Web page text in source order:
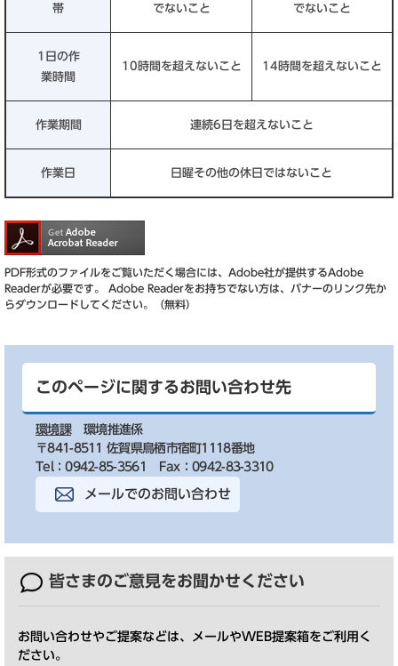
帯 でないこと でないこと
1日の作
業時間
10時間を超えないこと 14時間を超えないこと
作業期間 連続6日を超えないこと
作業日 日曜その他の休日ではないこと
PDF形式のファイルをご覧いただく場合には、Adobe社が提供するAdobe
Readerが必要です。
Adobe Readerをお持ちでない方は、バナーのリンク先か
らダウンロードしてください。（無料）
このページに関するお問い合わせ先
環境課
環境推進係
〒841-8511 佐賀県鳥栖市宿町1118番地
Tel：0942-85-3561
Fax：0942-83-3310
メールでのお問い合わせ
皆さまのご意見をお聞かせください
お問い合わせやご提案などは、メールやWEB提案箱をご利用く
ださい。